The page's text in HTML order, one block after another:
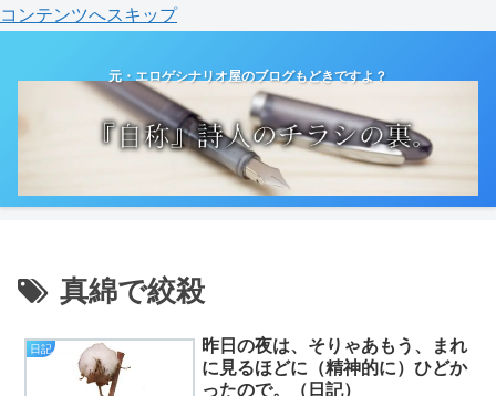
コンテンツへスキップ
元・エロゲシナリオ屋のブログもどきですよ？
真綿で絞殺
日記
昨日の夜は、そりゃあもう、まれ
に見るほどに（精神的に）ひどか
ったので。（日記）